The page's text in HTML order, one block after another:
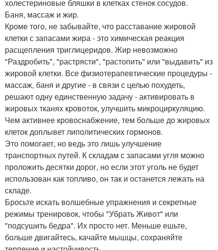
холестериновые бляшки в клетках стенок сосудов.
Баня, массаж и жир.
Кроме того, не забывайте, что расставание жировой
клетки с запасами жира - это химическая реакция
расщепления триглицеридов. Жир невозможно
"Раздробить", "растрясти", "растопить" или "выдавить" из
жировой клетки. Все физиотерапевтические процедуры -
массаж, баня и другие - в связи с целью похудеть,
решают одну единственную задачу - активировать в
жировых тканях кровоток, улучшить микроциркуляцию.
Чем активнее кровоснабжение, тем больше до жировых
клеток доплывет липолитических гормонов.
Это помогает, но ведь это лишь улучшение
транспортных путей. К складам с запасами угля можно
проложить десятки дорог, но если этот уголь не будет
использован как топливо, он так и останется лежать на
складе.
Бросьте искать волшебные упражнения и секретные
режимы тренировок, чтобы "Убрать Живот" или
"подсушить бедра". Их просто нет. Меньше ешьте,
больше двигайтесь, качайте мышцы, сохраняйте